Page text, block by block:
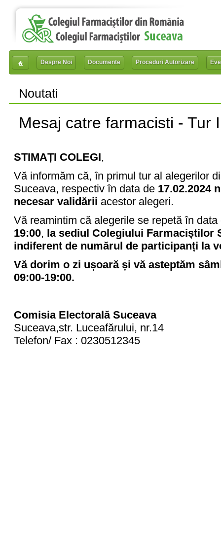
Despre Noi Documente Proceduri Autorizare
Noutati
Mesaj catre farmacisti - Tur
STIMAȚI COLEGI,
Vă informăm că, în primul tur al alegerilor
Suceava, respectiv în data de 17.02.2024
necesar validării acestor alegeri.
Vă reamintim că alegerile se repetă în
19:00, la sediul Colegiului Farmaciștilor
indiferent de numărul de participanți la
Vă dorim o zi ușoară și vă asteptăm
09:00-19:00.
Comisia Electorală Suceava
Suceava,str. Luceafărului, nr.14
Telefon/ Fax : 0230512345